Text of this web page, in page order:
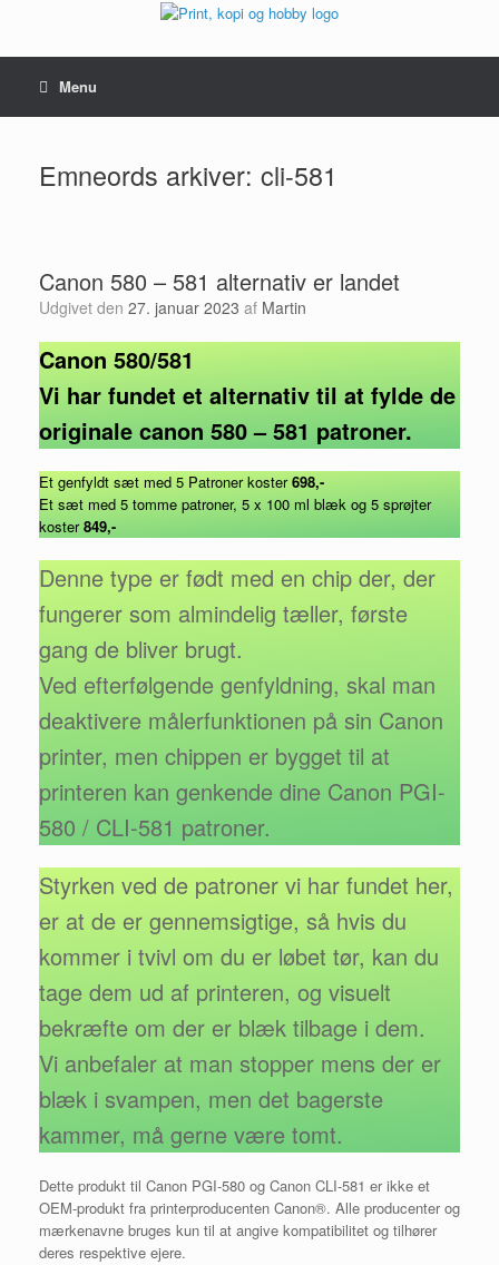
indhold
Menu
Emneords arkiver: cli-581
Canon 580 – 581 alternativ er landet
Udgivet den 27. januar 2023 af Martin
Canon 580/581
Vi har fundet et alternativ til at fylde de
originale canon 580 – 581 patroner.
Et genfyldt sæt med 5 Patroner koster698,-
Et sæt med 5 tomme patroner, 5 x 100 ml blæk og 5 sprøjter
koster849,-
Denne type er født med en chip der, der
fungerer som almindelig tæller, første
gang de bliver brugt.
Ved efterfølgende genfyldning, skal man
deaktivere målerfunktionen på sin Canon
printer, men chippen er bygget til at
printeren kan genkende dine Canon PGI-
580 / CLI-581 patroner.
Styrken ved de patroner vi har fundet her,
er at de er gennemsigtige, så hvis du
kommer i tvivl om du er løbet tør, kan du
tage dem ud af printeren, og visuelt
bekræfte om der er blæk tilbage i dem.
Vi anbefaler at man stopper mens der er
blæk i svampen, men det bagerste
kammer, må gerne være tomt.
Dette produkt til Canon PGI-580 og Canon CLI-581 er ikke et
OEM-produkt fra printerproducenten Canon®. Alle producenter og
mærkenavne bruges kun til at angive kompatibilitet og tilhører
deres respektive ejere.